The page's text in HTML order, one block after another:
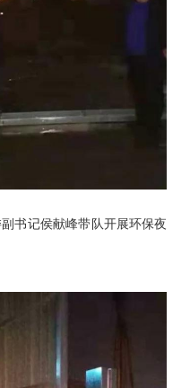
书记侯献峰带队开展环保夜